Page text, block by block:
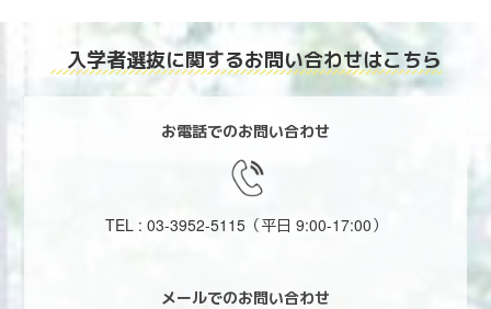
入学者選抜に関するお問い合わせはこちら
お電話でのお問い合わせ
TEL : 03-3952-5115（平日 9:00-17:00）
メールでのお問い合わせ